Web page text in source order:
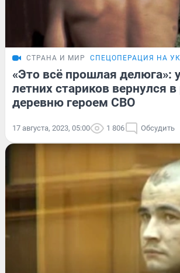
СТРАНА И МИР СПЕЦОПЕРАЦИЯ НА
«Это всё прошлая делюга»:
летних стариков вернулся
деревню героем СВО
17 августа, 2023, 05:00 1 806 Обсудить